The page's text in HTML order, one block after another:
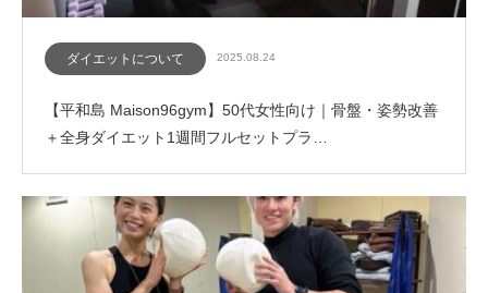
ダイエットについて 2025.08.24
【平和島 Maison96gym】50代女性向け｜骨盤・姿勢改善
＋全身ダイエット1週間フルセットプラ…